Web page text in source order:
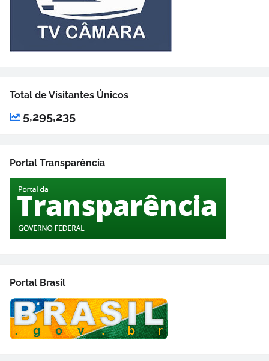
Total de Visitantes Únicos
5,295,235
Portal Transparência
Portal Brasil